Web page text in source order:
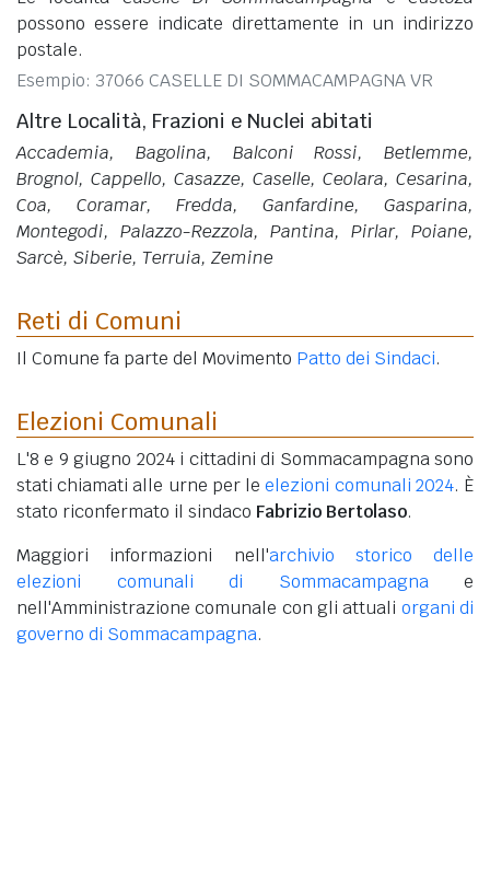
possono essere indicate direttamente in un indirizzo
postale.
Esempio: 37066 CASELLE DI SOMMACAMPAGNA VR
Altre Località, Frazioni e Nuclei abitati
Accademia, Bagolina, Balconi Rossi, Betlemme,
Brognol, Cappello, Casazze, Caselle, Ceolara, Cesarina,
Coa, Coramar, Fredda, Ganfardine, Gasparina,
Montegodi, Palazzo-Rezzola, Pantina, Pirlar, Poiane,
Sarcè, Siberie, Terruia, Zemine
Reti di Comuni
Il Comune fa parte del Movimento Patto dei Sindaci.
Elezioni Comunali
L'8 e 9 giugno 2024 i cittadini di Sommacampagna sono
stati chiamati alle urne per leelezioni comunali 2024. È
stato riconfermato il sindaco Fabrizio Bertolaso.
Maggiori informazioni nell'archivio storico delle
elezioni comunali di Sommacampagnae
nell'Amministrazione comunale con gli attuali organi di
governo di Sommacampagna.